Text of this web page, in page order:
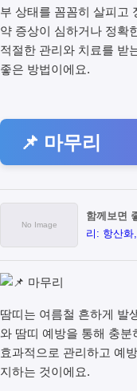
부 상태를 꼼꼼히 살피고
약 증상이 심하거나 정확
적절한 관리와 치료를 받
좋은 방법이에요.
📌 마무리
함께보면
리: 항산
땀띠는 여름철 흔하게 발
와 땀띠 예방을 통해 충분
효과적으로 관리하고 예방
지하는 것이에요.